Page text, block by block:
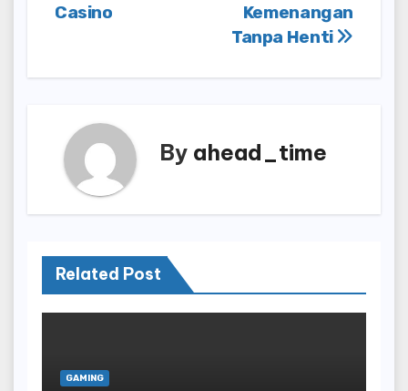
Kemenangan
Tanpa Henti
Casino
By ahead_time
Related Post
GAMING